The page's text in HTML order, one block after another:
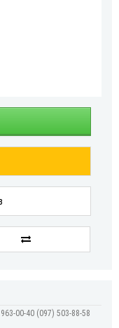
00-40 (097) 503-88-58